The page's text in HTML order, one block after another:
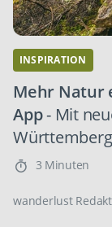
INSPIRATION
Mehr Natur
App- Mit
3 Minuten
wanderlust